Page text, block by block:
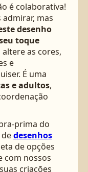
é colaborativa!
admirar, mas
desenho
toque
altere as cores,
e
É uma
e adultos,
prima do
desenhos
de opções
com nossos
criações